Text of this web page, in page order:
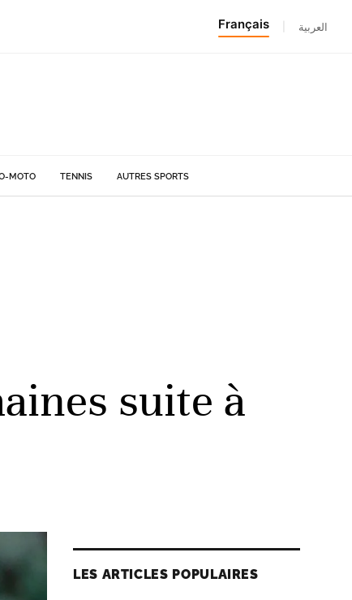
Français العربية
MOTO TENNIS AUTRES SPORTS
suite à
LES ARTICLES POPULAIRES